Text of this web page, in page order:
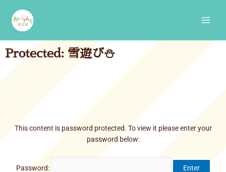
content
Protected: 雪遊び⛄
This content is password protected. To view it please enter your
password below:
Password: